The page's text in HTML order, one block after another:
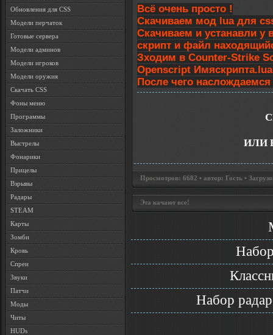
Обновления для CSS
Модели перчаток
Готовые сервера
Модели админов
Модели игроков
Модели оружия
Скачать CSS
Фоны меню
Программы
Заложники
Выстрелы
Фонарики
Прицелы
Взрывы
Радары
STEAM
Карты
Зомби
Кровь
Спреи
Звуки
Патчи
Моды
Читы
HUDs
Всё очень просто !
Скачиваем мод lua для
Скачиваем и устанавли у
скрипт и файл
Зходим в Counter-Strike
Openscript
После чего
ИЛИ
Просмотров: 6682 • автор: Гость •
Эта качают все!
Набор